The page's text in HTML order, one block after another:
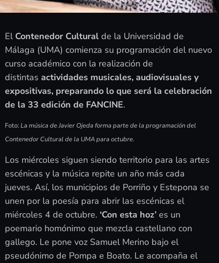
El Contenedor Cultural de la Universidad de
Málaga (UMA) comienza su programación del nuevo
curso académico con la realización de
distintas actividades musicales, audiovisuales y
expositivas, preparando lo que será la celebración
de la 33 edición de FANCINE.
Foto:La música de Javier Ojeda forma parte de la programación del
Contenedor Cultural de la UMA para octubre.
Los miércoles siguen siendo territorio para las artes
escénicas y la música repite un año más cada
jueves. Así, los municipios de Porriño y Estepona se
unen por la poesía para abrir las escénicas el
miércoles 4 de octubre. ‘Con esta hoz’ es un
poemario homónimo que mezcla castellano con
gallego. Le pone voz Samuel Merino bajo el
pseudónimo de Pompa e Boato. Le acompaña el